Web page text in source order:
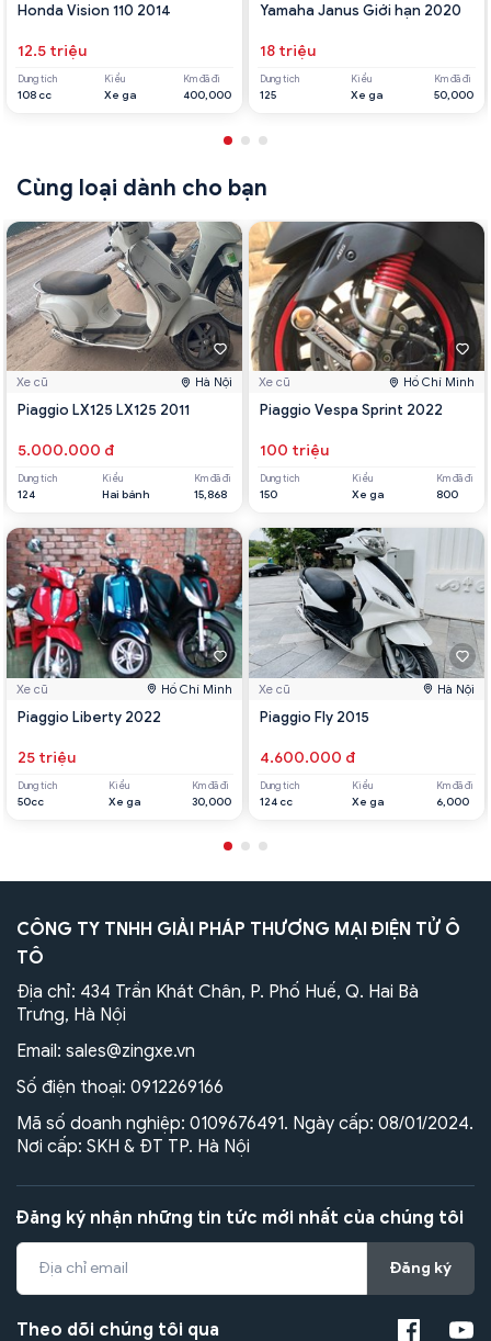
Honda Vision 110 2014
12.5 triệu
Dung tích
108 cc
Kiểu
Xe ga
Km đã đi
400,000
Yamaha Janus Giới hạn 2020
18 triệu
Dung tích
125
Kiểu
Xe ga
Km đã đi
50,000
Cùng loại dành cho bạn
Xe cũ Hà Nội
Piaggio LX125 LX125 2011
5.000.000 đ
Dung tích
124
Kiểu
Hai bánh
Km đã đi
15,868
Xe cũ Hồ Chí Minh
Piaggio Liberty 2022
25 triệu
Dung tích
50cc
Kiểu
Xe ga
Km đã đi
30,000
Xe cũ Hồ Chí Minh
Piaggio Vespa Sprint 2022
100 triệu
Dung tích
150
Kiểu
Xe ga
Km đã đi
800
Xe cũ Hà Nội
Piaggio Fly 2015
4.600.000 đ
Dung tích
124 cc
Kiểu
Xe ga
Km đã đi
6,000
CÔNG TY TNHH GIẢI PHÁP THƯƠNG MẠI ĐIỆN TỬ Ô
TÔ
Địa chỉ: 434 Trần Khát Chân, P. Phố Huế, Q. Hai Bà
Trưng, Hà Nội
Email: sales@zingxe.vn
Số điện thoại: 0912269166
Mã số doanh nghiệp: 0109676491. Ngày cấp: 08/01/2024.
Nơi cấp: SKH & ĐT TP. Hà Nội
Đăng ký nhận những tin tức mới nhất của chúng tôi
Đăng ký
Theo dõi chúng tôi qua